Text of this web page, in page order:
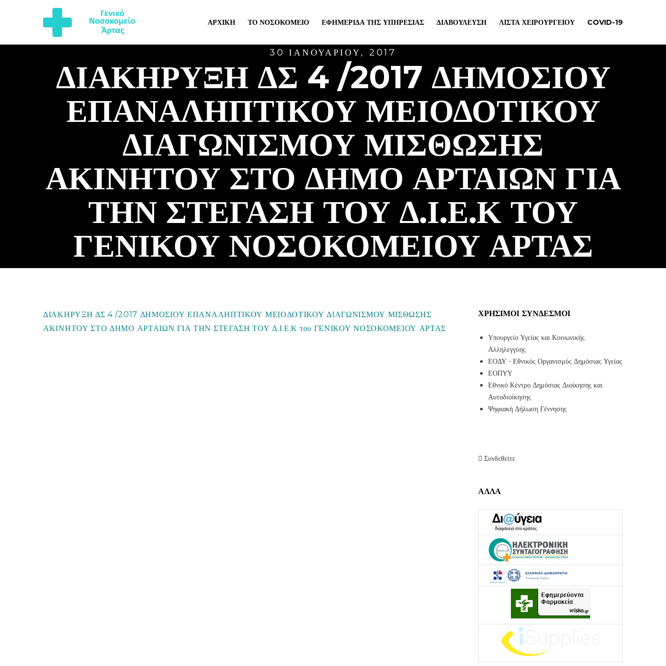
ΑΡΧΙΚΉ ΤΟ ΝΟΣΟΚΟΜΕΊΟ ΕΦΗΜΕΡΊΔΑ ΤΗΣ ΥΠΗΡΕΣΊΑΣ ΔΙΑΒΟΎΛΕΥΣΗ ΛΊΣΤΑ ΧΕΙΡΟΥΡΓΕΊΟΥ COVID-19
30 ΙΑΝΟΥΑΡΊΟΥ, 2017
ΔΙΑΚΗΡΥΞΗ ΔΣ 4 /2017 ΔΗΜΟΣΙΟΥ
ΕΠΑΝΑΛΗΠΤΙΚΟΥ ΜΕΙΟΔΟΤΙΚΟΥ
ΔΙΑΓΩΝΙΣΜΟΥ ΜΙΣΘΩΣΗΣ
ΑΚΙΝΗΤΟΥ ΣΤΟ ΔΗΜΟ ΑΡΤΑΙΩΝ ΓΙΑ
ΤΗΝ ΣΤΕΓΑΣΗ ΤΟΥ Δ.Ι.Ε.Κ ΤΟΥ
ΓΕΝΙΚΟΥ ΝΟΣΟΚΟΜΕΙΟΥ ΑΡΤΑΣ
ΔΙΑΚΗΡΥΞΗ ΔΣ 4 /2017 ΔΗΜΟΣΙΟΥ ΕΠΑΝΑΛΗΠΤΙΚΟΥ ΜΕΙΟΔΟΤΙΚΟΥ ΔΙΑΓΩΝΙΣΜΟΥ ΜΙΣΘΩΣΗΣ
ΑΚΙΝΗΤΟΥ ΣΤΟ ΔΗΜΟ ΑΡΤΑΙΩΝ ΓΙΑ ΤΗΝ ΣΤΕΓΑΣΗ ΤΟΥ Δ.Ι.Ε.Κ του ΓΕΝΙΚΟΥ ΝΟΣΟΚΟΜΕΙΟΥ ΑΡΤΑΣ
ΧΡΉΣΙΜΟΙ ΣΎΝΔΕΣΜΟΙ
Υπουργείο Υγείας και Κοινωνικής
Αλληλεγγύης
ΕΟΔΥ - Εθνικός Οργανισμός Δημόσιας Υγείας
ΕΟΠΥΥ
Εθνικό Κέντρο Δημόσιας Διοίκησης και
Αυτοδιοίκησης
Ψηφιακή Δήλωση Γέννησης
Συνδεθείτε
ΑΛΛΑ